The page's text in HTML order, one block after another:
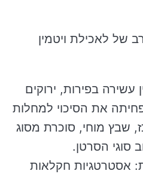
של לאכילת ויטמין
עשירה בפירות, ירוקים
את הסיכוי למחלות
שבץ מוחי, סוכרת מסוג
אסטרטגיות חקלאות